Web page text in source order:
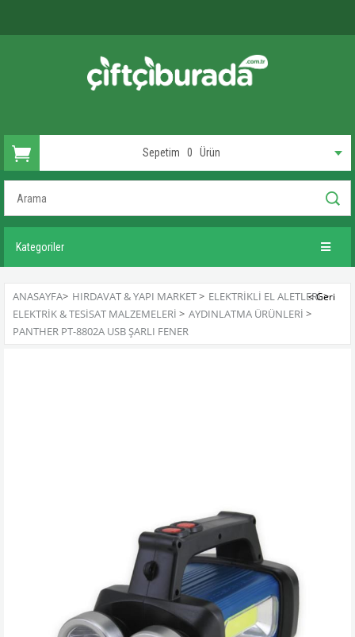
Sepetim 0 Ürün
Kategoriler
ANASAYFA> HIRDAVAT & YAPI MARKET> ELEKTRIKLI EL ALETLERI>
ELEKTRIK & TESISAT MALZEMELERI > AYDINLATMA ÜRÜNLERI >
PANTHER PT-8802A USB ŞARLI FENER